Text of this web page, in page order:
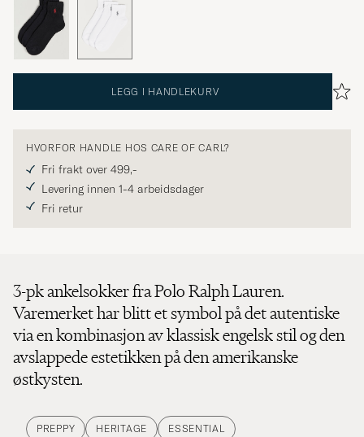
LEGG I HANDLEKURV
HVORFOR HANDLE HOS CARE OF CARL?
Fri frakt over 499,-
Levering innen 1-4 arbeidsdager
Fri retur
3-pk ankelsokker fra Polo Ralph Lauren.
Varemerket har blitt et symbol på det autentiske
via en kombinasjon av klassisk engelsk stil og den
avslappede estetikken på den amerikanske
østkysten.
PREPPY HERITAGE ESSENTIAL